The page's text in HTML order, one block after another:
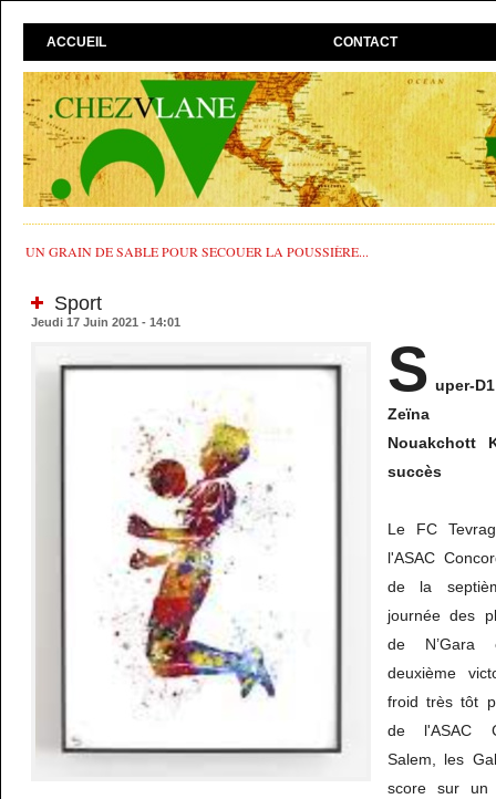
ACCUEIL CONTACT
UN GRAIN DE SABLE POUR SECOUER LA POUSSIÈRE...
Sport
Jeudi 17 Juin 2021 - 14:01
S uper-
Zeïna
Nouakchott
succès
Le FC
l'ASAC
de la
journée des
de N’Gara
deuxième
froid très tôt
de l'ASAC
Salem, les
score sur un